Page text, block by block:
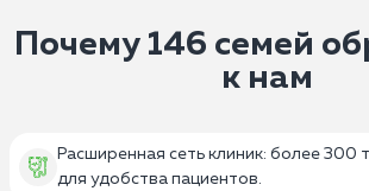
Почему 146 семей
к нам
Расширенная сеть клиник: более 300
для удобства пациентов.